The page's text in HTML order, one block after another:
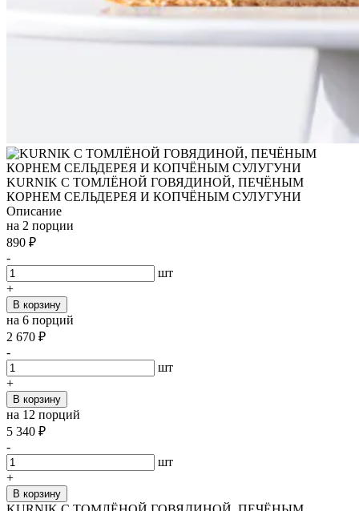
KURNIK С ТОМЛЁНОЙ ГОВЯДИНОЙ, ПЕЧЁНЫМ
КОРНЕМ СЕЛЬДЕРЕЯ И КОПЧЁНЫМ СУЛУГУНИ
Описание
на 2 порции
890 ₽
-
шт
+
В корзину
на 6 порций
2 670 ₽
-
шт
+
В корзину
на 12 порций
5 340 ₽
-
шт
+
В корзину